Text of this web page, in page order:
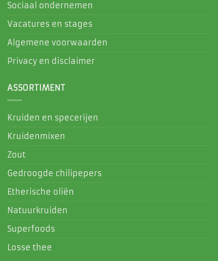
Sociaal ondernemen
Vacatures en stages
Algemene voorwaarden
Privacy en disclaimer
ASSORTIMENT
Kruiden en specerijen
Kruidenmixen
Zout
Gedroogde chilipepers
Etherische oliën
Natuurkruiden
Superfoods
Losse thee